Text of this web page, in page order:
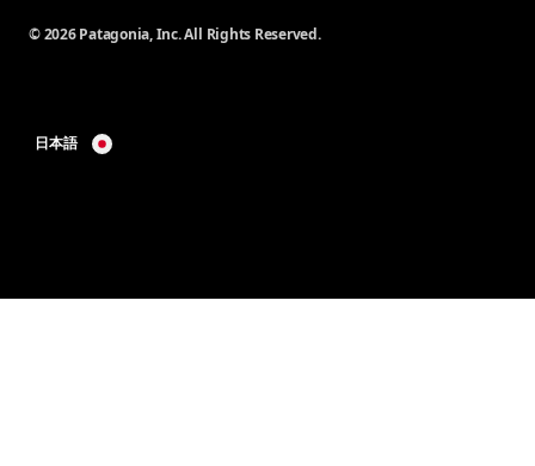
© 2026 Patagonia, Inc. All Rights Reserved.
日本語